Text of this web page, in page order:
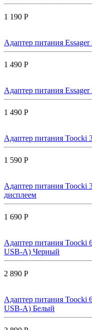
1 190 Р
Адаптер питания
1 490 Р
Адаптер питания
1 490 Р
Адаптер питания
1 590 Р
Адаптер питания
дисплеем
1 690 Р
Адаптер питания Toocki
USB-A) Черный
2 890 Р
Адаптер питания Toocki
USB-A) Белый